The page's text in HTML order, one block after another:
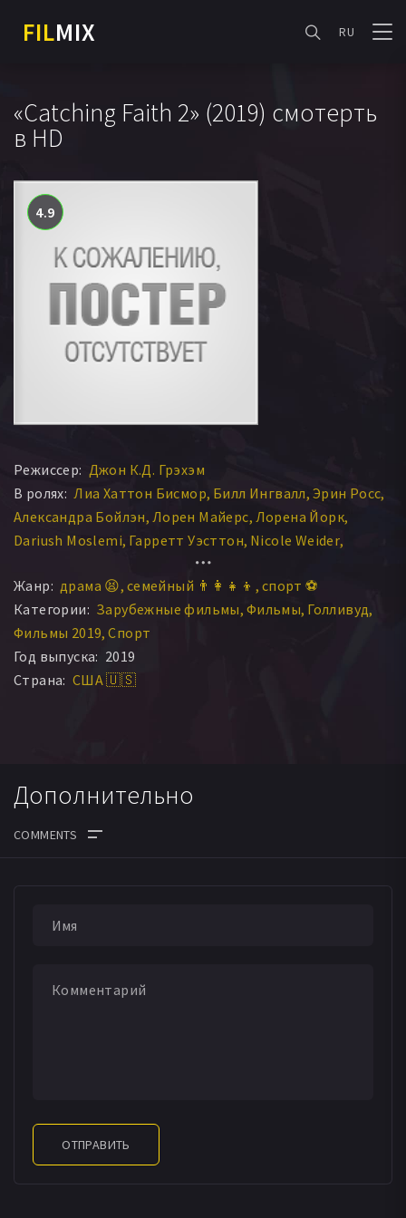
FILMIX RU
«Catching Faith 2» (2019) смотерть
в HD
4.9
Режиссер: Джон К.Д. Грэхэм
В ролях: Лиа Хаттон Бисмор Билл Ингвалл Эрин Росс
Александра Бойлэн Лорен Майерс Лорена Йорк
Dariush Moslemi Гарретт Уэсттон Nicole Weider
Жанр: драма 😫 семейный 👨‍👩‍👧‍👦
спорт ⚽
Категории: Зарубежные фильмы Фильмы Голливуд
Фильмы 2019 Спорт
Год выпуска: 2019
Страна: США 🇺🇸
Дополнительно
ОТПРАВИТЬ